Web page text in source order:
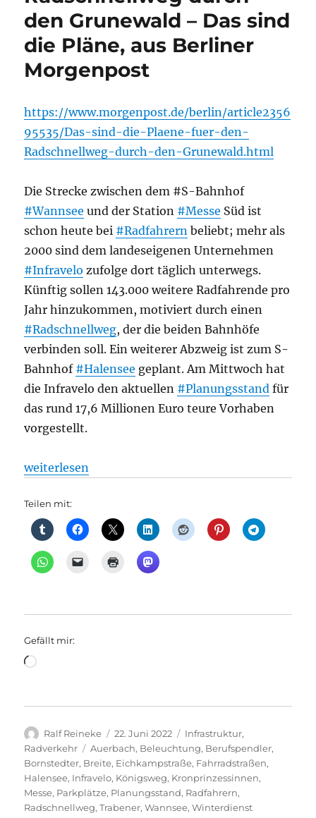
den Grunewald – Das sind
die Pläne, aus Berliner
Morgenpost
https://www.morgenpost.de/berlin/article2356
95535/Das-sind-die-Plaene-fuer-den-
Radschnellweg-durch-den-Grunewald.html
Die Strecke zwischen dem #S-Bahnhof
#Wannsee und der Station #Messe Süd ist
schon heute bei #Radfahrern beliebt; mehr als
2000 sind dem landeseigenen Unternehmen
#Infravelo zufolge dort täglich unterwegs.
Künftig sollen 143.000 weitere Radfahrende pro
Jahr hinzukommen, motiviert durch einen
#Radschnellweg, der die beiden Bahnhöfe
verbinden soll. Ein weiterer Abzweig ist zum S-
Bahnhof #Halensee geplant. Am Mittwoch hat
die Infravelo den aktuellen #Planungsstand für
das rund 17,6 Millionen Euro teure Vorhaben
vorgestellt.
„Radverkehr: Radschnellweg durch den
weiterlesen
Teilen mit:
Gefällt mir:
Wird
Autor
Ralf Reineke
Veröffentlicht
am
22. Juni 2022 Kategorien
Infrastruktur,
Radverkehr
Schlagwörter
Auerbach, Beleuchtung, Berufspendler,
Bornstedter, Breite, Eichkampstraße, Fahrradstraßen,
Halensee, Infravelo, Königsweg, Kronprinzessinnen,
Messe, Parkplätze, Planungsstand, Radfahrern,
Radschnellweg,Trabener,Wannsee,Winterdienst